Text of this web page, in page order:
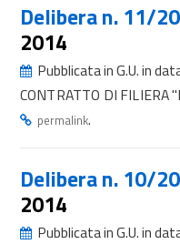
Delibera n. 11/
2014
Pubblicata in G.U. in
CONTRATTO DI FILIERA
permalink.
Delibera n. 10/
2014
Pubblicata in G.U. in